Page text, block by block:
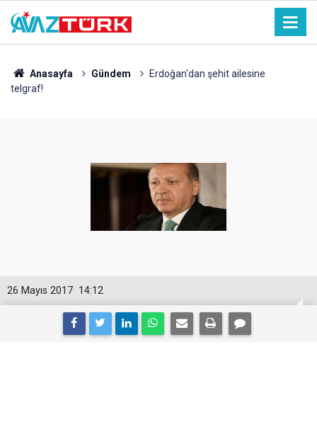
Anasayfa Gündem
Erdoğan'dan şehit ailesine
telgraf!
14:12
26 Mayıs 2017